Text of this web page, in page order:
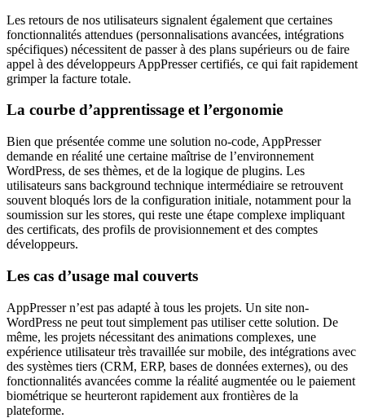
Les retours de nos utilisateurs signalent également que certaines
fonctionnalités attendues (personnalisations avancées, intégrations
spécifiques) nécessitent de passer à des plans supérieurs ou de faire
appel à des développeurs AppPresser certifiés, ce qui fait rapidement
grimper la facture totale.
La courbe d’apprentissage et l’ergonomie
Bien que présentée comme une solution no-code, AppPresser
demande en réalité une certaine maîtrise de l’environnement
WordPress, de ses thèmes, et de la logique de plugins. Les
utilisateurs sans background technique intermédiaire se retrouvent
souvent bloqués lors de la configuration initiale, notamment pour la
soumission sur les stores, qui reste une étape complexe impliquant
des certificats, des profils de provisionnement et des comptes
développeurs.
Les cas d’usage mal couverts
AppPresser n’est pas adapté à tous les projets. Un site non-
WordPress ne peut tout simplement pas utiliser cette solution. De
même, les projets nécessitant des animations complexes, une
expérience utilisateur très travaillée sur mobile, des intégrations avec
des systèmes tiers (CRM, ERP, bases de données externes), ou des
fonctionnalités avancées comme la réalité augmentée ou le paiement
biométrique se heurteront rapidement aux frontières de la
plateforme.